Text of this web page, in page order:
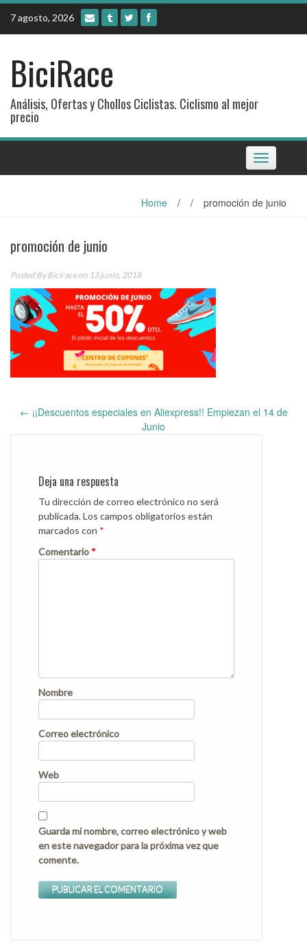
Skip
content
7 agosto, 2026
BiciRace
Análisis, Ofertas y Chollos Ciclistas. Ciclismo al mejor
precio
Toggle
navigation
Home / / promoción de junio
promoción de junio
Posted ByBiciraceon 13 junio, 2018
navigation
← ¡¡Descuentos especiales en Aliexpress!! Empiezan el 14 de
Junio
Deja una respuesta
Tu dirección de correo electrónico no será
publicada.Los campos obligatorios están
marcados con *
Comentario *
Nombre
Correo electrónico
Web
Guarda mi nombre, correo electrónico y web
en este navegador para la próxima vez que
comente.